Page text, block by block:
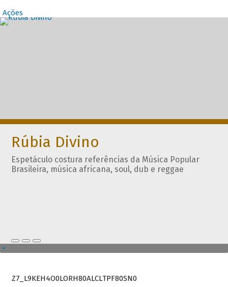
Ações
Destaques
Rúbia Divino
Espetáculo costura referências da Música Popular
Brasileira, música africana, soul, dub e reggae
Z7_L9KEH4O0LORH80ALCLTPF80SN0